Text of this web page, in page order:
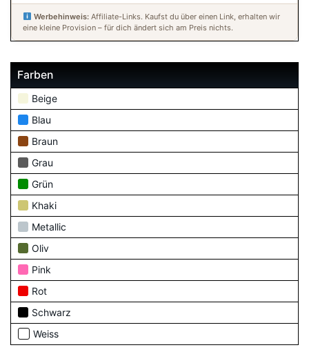
Werbehinweis:Affiliate-Links. Kaufst du über einen Link, erhalten wir
eine kleine Provision – für dich ändert sich am Preis nichts.
Farben
Beige
Blau
Braun
Grau
Grün
Khaki
Metallic
Oliv
Pink
Rot
Schwarz
Weiss